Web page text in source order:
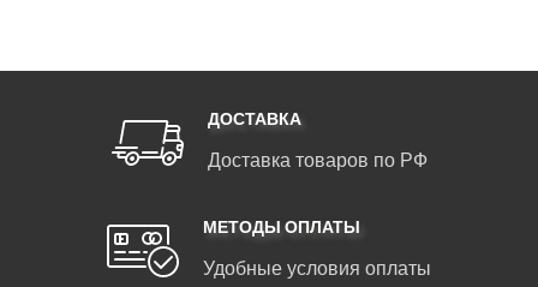
ДОСТАВКА
Доставка товаров по РФ
МЕТОДЫ ОПЛАТЫ
Удобные условия оплаты